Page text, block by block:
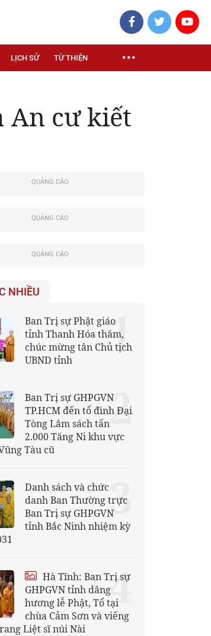
LỊCH SỬ TỪ THIỆN
An cư kiết
QUẢNG CÁO
QUẢNG CÁO
QUẢNG CÁO
NHIỀU
Ban Trị sự Phật giáo
tỉnh Thanh Hóa thăm,
chúc mừng tân Chủ tịch
UBND tỉnh
1
Ban Trị sự GHPGVN
TP.HCM đến tổ đình Đại
Tòng Lâm sách tấn
2.000 Tăng Ni khu vực
Tàu cũ
2
Danh sách và chức
danh Ban Thường trực
Ban Trị sự GHPGVN
tỉnh Bắc Ninh nhiệm kỳ
3
Hà Tĩnh: Ban Trị sự
GHPGVN tỉnh dâng
hương lễ Phật, Tổ tại
chùa Cảm Sơn và viếng
Liệt sĩ núi Nài
4